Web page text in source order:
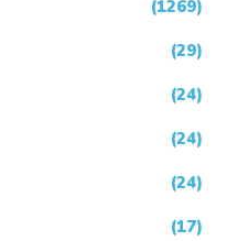
(1269)
(29)
(24)
(24)
(24)
(17)